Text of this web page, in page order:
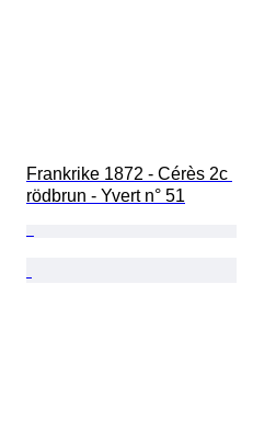
Frankrike 1872 - Cérès 2c
rödbrun - Yvert n° 51